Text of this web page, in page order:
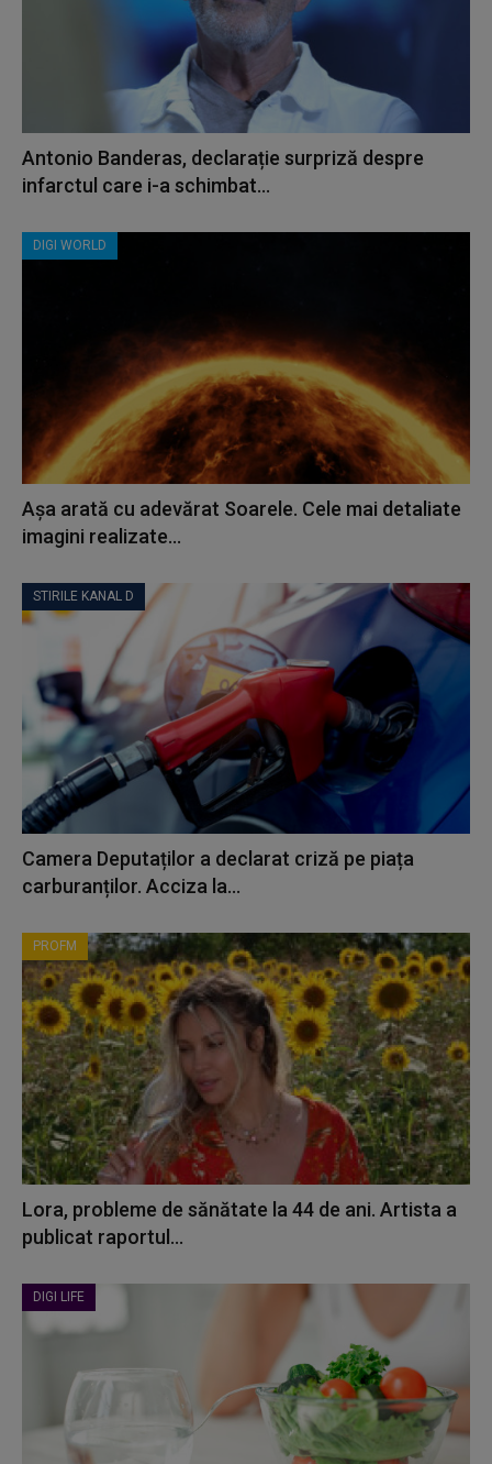
Antonio Banderas, declarație surpriză despre
infarctul care i-a schimbat...
DIGI WORLD
Așa arată cu adevărat Soarele. Cele mai detaliate
imagini realizate...
STIRILE KANAL D
Camera Deputaților a declarat criză pe piața
carburanților. Acciza la...
PROFM
Lora, probleme de sănătate la 44 de ani. Artista a
publicat raportul...
DIGI LIFE